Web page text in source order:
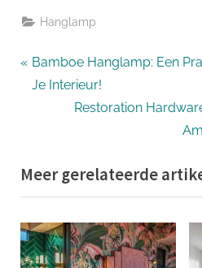
Hanglamp
Bericht
navigatie
P
o
u
s
P
Bamboe Hanglamp: Een
Je Interieur!
N
t
P
o
s
Restoration
Meer gerelateerde